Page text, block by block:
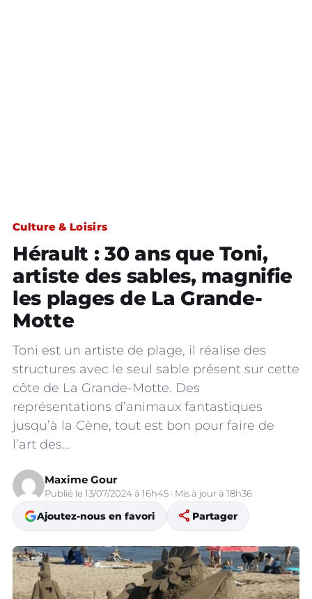
Culture & Loisirs
Hérault : 30 ans que Toni,
artiste des sables, magnifie
les plages de La Grande-
Motte
Toni est un artiste de plage, il réalise des
structures avec le seul sable présent sur cette
côte de La Grande-Motte. Des
représentations d’animaux fantastiques
jusqu’à la Cène, tout est bon pour faire de
l’art des…
Maxime Gour
Publié le 13/07/2024 à 16h45 · Mis à jour à 18h36
Ajoutez-nous en favori share Partager